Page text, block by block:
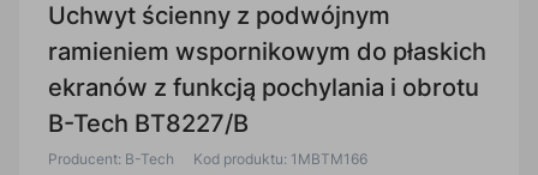
Uchwyt ścienny z podwójnym
ramieniem wspornikowym do płaskich
ekranów z funkcją pochylania i obrotu
B-Tech BT8227/B
Producent: B-Tech Kod produktu: 1MBTM166